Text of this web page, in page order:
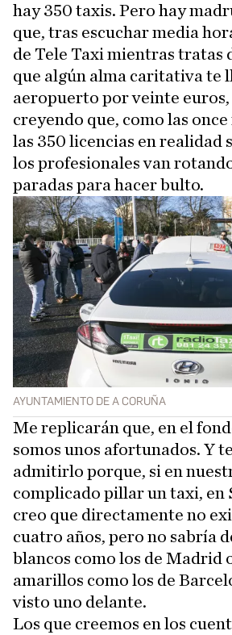
hay 350 taxis. Pero hay
que, tras escuchar media
de Tele Taxi mientras tratas
que algún alma caritativa te
aeropuerto por veinte euros,
creyendo que, como las
las 350 licencias en realidad
los profesionales van
paradas para hacer bulto.
AYUNTAMIENTO DE A CORUÑA
Me replicarán que, en el
somos unos afortunados. Y
admitirlo porque, si en
complicado pillar un taxi, en
creo que directamente no
cuatro años, pero no sabría
blancos como los de Madrid
amarillos como los de
visto uno delante.
Los que creemos en los